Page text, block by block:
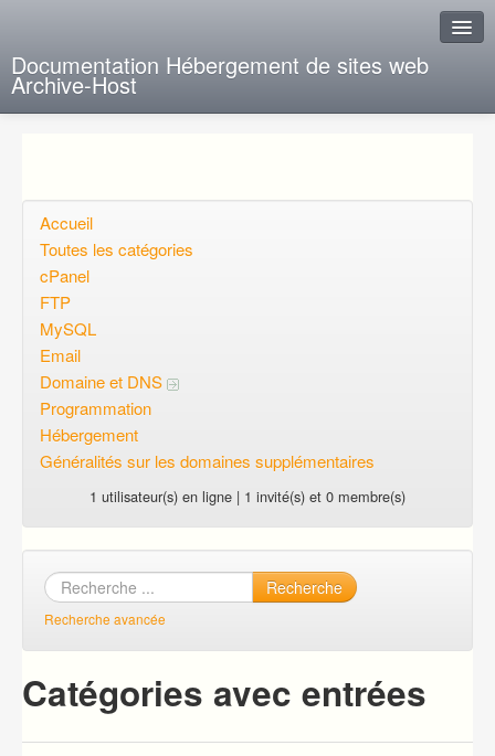
Documentation Hébergement de sites web
Archive-Host
Questions ouvertes
Voulez-vous vous inscrire?
Connexion
Accueil
Toutes les catégories
cPanel
FTP
MySQL
Email
Domaine et DNS
Programmation
Hébergement
Généralités sur les domaines supplémentaires
1 utilisateur(s) en ligne | 1 invité(s) et 0 membre(s)
Recherche
Recherche avancée
Catégories avec entrées